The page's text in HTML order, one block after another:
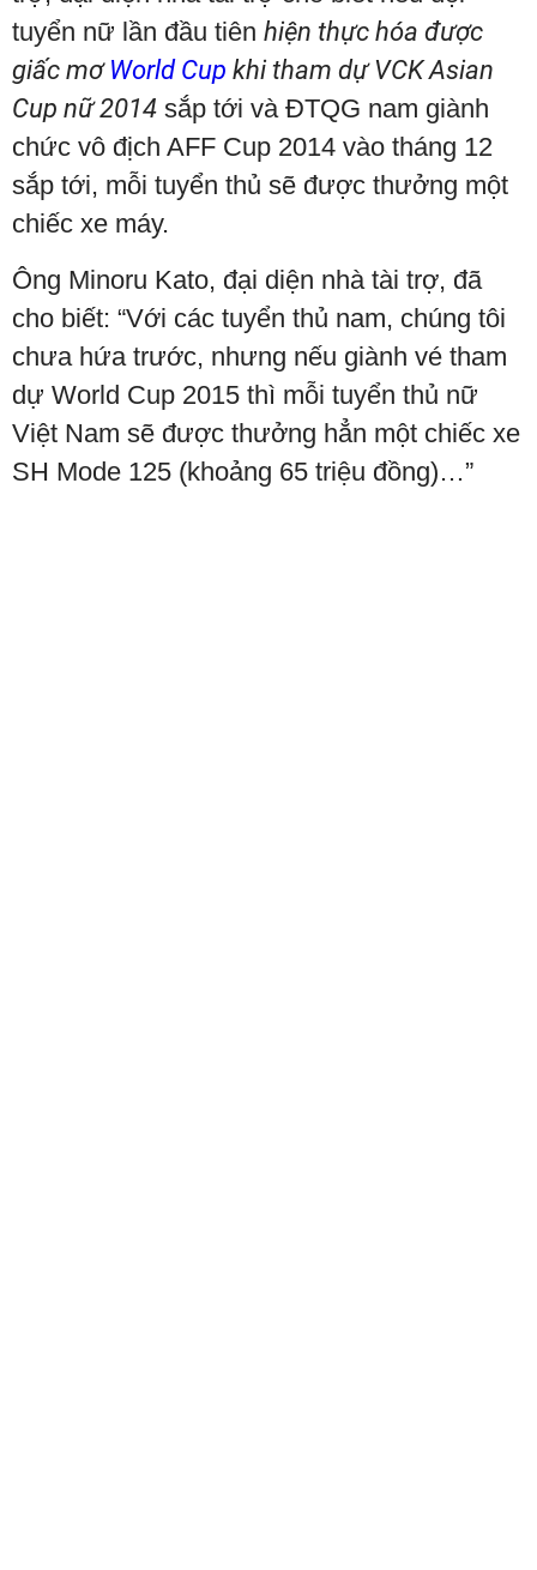
tuyển nữ lần đầu tiên hiện thực hóa được
giấc mơ World Cup khi tham dự VCK Asian
Cup nữ 2014 sắp tới và ĐTQG nam giành
chức vô địch AFF Cup 2014 vào tháng 12
sắp tới, mỗi tuyển thủ sẽ được thưởng một
chiếc xe máy.
Ông Minoru Kato, đại diện nhà tài trợ, đã
cho biết: “Với các tuyển thủ nam, chúng tôi
chưa hứa trước, nhưng nếu giành vé tham
dự World Cup 2015 thì mỗi tuyển thủ nữ
Việt Nam sẽ được thưởng hẳn một chiếc xe
SH Mode 125 (khoảng 65 triệu đồng)…”